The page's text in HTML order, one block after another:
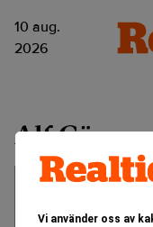
Vi använder oss av
10 aug.
2026
Alf